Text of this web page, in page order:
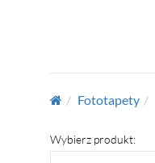
Fototapety
Wybierz produkt: